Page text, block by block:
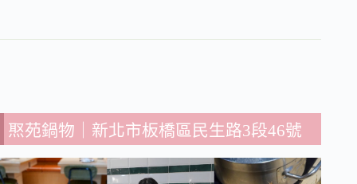
焣苑鍋物 ｜新北市板橋區民生路3段46號